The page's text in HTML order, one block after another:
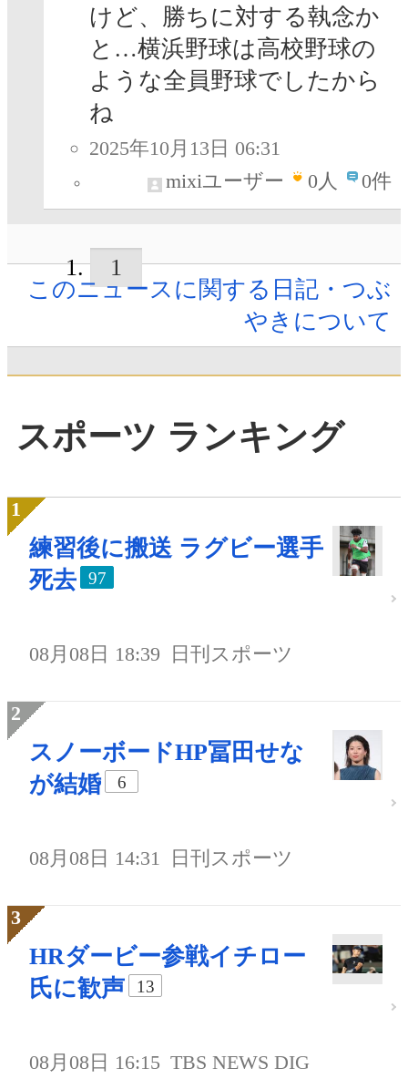
けど、勝ちに対する執念か
と…横浜野球は高校野球の
ような全員野球でしたから
ね
2025年10月13日 06:31
mixiユーザー
0人 0件
1
このニュースに関する日記・つぶ
やきについて
スポーツ ランキング
練習後に搬送 ラグビー選手
死去
97
08月08日 18:39 日刊スポーツ
スノーボードHP冨田せな
が結婚
6
08月08日 14:31 日刊スポーツ
HRダービー参戦イチロー
氏に歓声
13
08月08日 16:15 TBS NEWS DIG